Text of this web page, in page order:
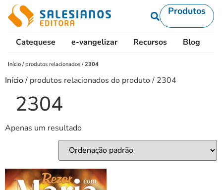
Produtos
Catequese e-vangelizar Recursos Blog
Início /produtos relacionados /2304
Início/ produtos relacionados do produto / 2304
2304
Apenas um resultado